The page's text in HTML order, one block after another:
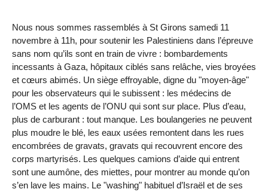
Nous nous sommes rassemblés à St Girons samedi 11
novembre à 11h, pour soutenir les Palestiniens dans l’épreuve
sans nom qu’ils sont en train de vivre : bombardements
incessants à Gaza, hôpitaux ciblés sans relâche, vies broyées
et cœurs abimés. Un siège effroyable, digne du "moyen-âge"
pour les observateurs qui le subissent : les médecins de
l’OMS et les agents de l’ONU qui sont sur place. Plus d’eau,
plus de carburant : tout manque. Les boulangeries ne peuvent
plus moudre le blé, les eaux usées remontent dans les rues
encombrées de gravats, gravats qui recouvrent encore des
corps martyrisés. Les quelques camions d’aide qui entrent
sont une aumône, des miettes, pour montrer au monde qu’on
s’en lave les mains. Le "washing" habituel d’Israël et de ses